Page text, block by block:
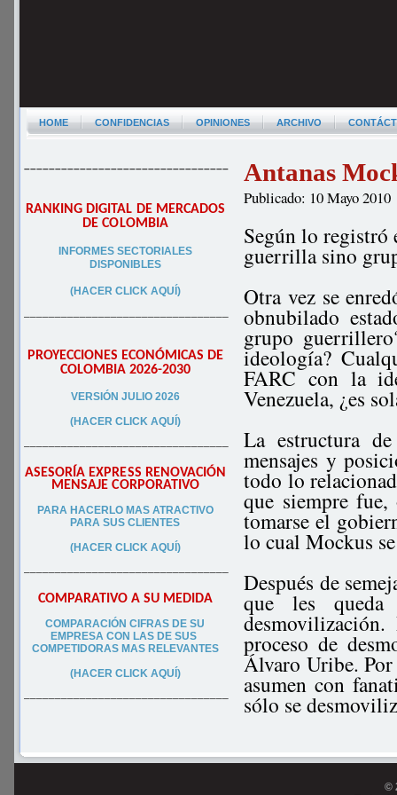
HOME CONFIDENCIAS OPINIONES ARCHIVO
–––––––––––––––––––––––––––––––––
RANKING DIGITAL DE MERCADOS
DE COLOMBIA
INFORMES SECTORIALES
DISPONIBLES
(HACER CLICK AQUÍ)
–––––––––––––––––––––––––––––––––
PROYECCIONES ECONÓMICAS DE
COLOMBIA 2026-2030
VERSIÓN JULIO 2026
(HACER CLICK AQUÍ)
–––––––––––––––––––––––––––––––––
ASESORÍA EXPRESS RENOVACIÓN
MENSAJE CORPORATIVO
PARA HACERLO MAS ATRACTIVO
PARA SUS CLIENTES
(HACER CLICK AQUÍ)
–––––––––––––––––––––––––––––––––
COMPARATIVO A SU MEDIDA
COMPARACIÓN CIFRAS DE SU
EMPRESA CON LAS DE SUS
COMPETIDORAS MAS RELEVANTES
(HACER CLICK AQUÍ)
–––––––––––––––––––––––––––––––––
Antanas
Publicado: 10 Mayo 2010
Según lo
guerrilla sino
Otra vez se
obnubilado
grupo
ideología?
FARC con la
Venezuela, ¿es
La estructura
mensajes y
todo lo
que siempre
tomarse el
lo cual Mockus
Después de
que les
proceso de
Álvaro Uribe.
asumen con
sólo se
©